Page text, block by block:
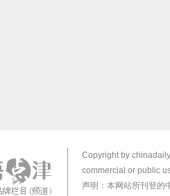
Copyright by
commercial or public
声明：本网站所刊登的